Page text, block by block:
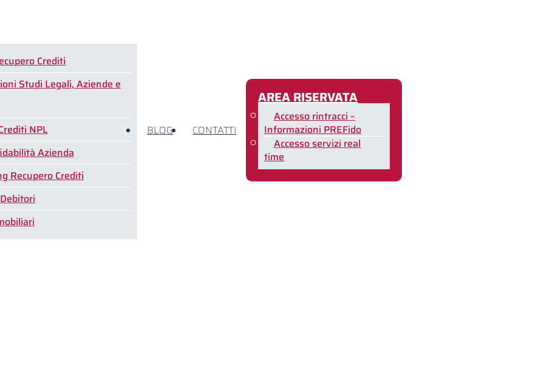
Crediti
Studi Legali, Aziende e
NPL
Azienda
Recupero Crediti
BLOG CONTATTI
AREA RISERVATA
Accesso rintracci –
Informazioni PREFido
Accesso servizi real
time